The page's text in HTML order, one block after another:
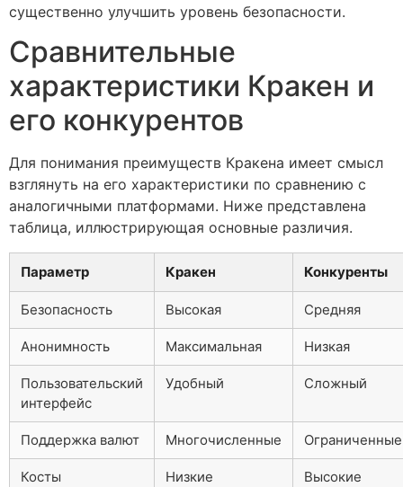
существенно улучшить уровень безопасности.
Сравнительные
характеристики Кракен и
его конкурентов
Для понимания преимуществ Кракена имеет смысл
взглянуть на его характеристики по сравнению с
аналогичными платформами. Ниже представлена
таблица, иллюстрирующая основные различия.
Параметр Кракен Конкуренты
Безопасность Высокая Средняя
Анонимность Максимальная Низкая
Пользовательский
интерфейс
Удобный Сложный
Поддержка валют Многочисленные Ограниченные
Косты Низкие Высокие